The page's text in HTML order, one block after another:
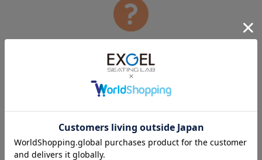
お困りごとの解決をサポートいたします
店舗検索